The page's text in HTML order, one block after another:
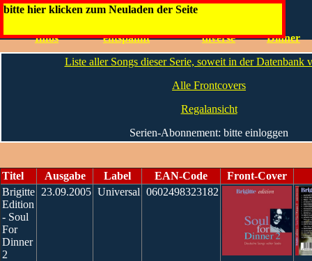
bitte hier klicken zum Neuladen der Seite
Brigitte
Infos
entspannt
diverse
Dinner
Liste aller Songs dieser Serie, soweit in der Datenbank
Alle Frontcovers
Regalansicht
Serien-Abonnement: bitte einloggen
Titel Ausgabe Label EAN-Code
Front-Cover
Brigitte
Edition
- Soul
For
Dinner
2
23.09.2005 Universal 0602498323182